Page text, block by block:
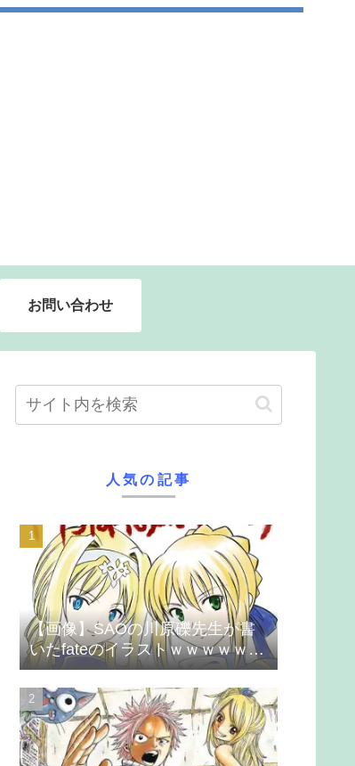
お問い合わせ
人気の記事
【画像】SAOの川原礫先生が書
いたfateのイラストｗｗｗｗｗｗ
ｗｗｗ